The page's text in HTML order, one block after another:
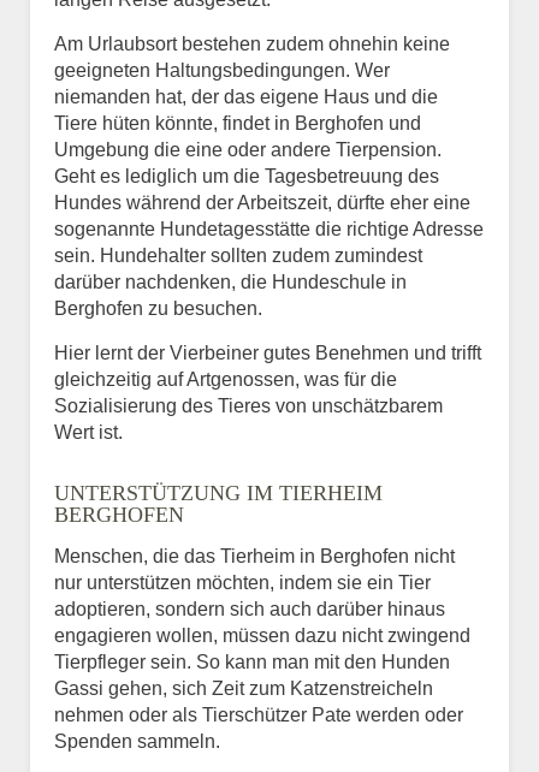
Am Urlaubsort bestehen zudem ohnehin keine
geeigneten Haltungsbedingungen. Wer
niemanden hat, der das eigene Haus und die
Tiere hüten könnte, findet in Berghofen und
Umgebung die eine oder andere Tierpension.
Geht es lediglich um die Tagesbetreuung des
Hundes während der Arbeitszeit, dürfte eher eine
sogenannte Hundetagesstätte die richtige Adresse
sein. Hundehalter sollten zudem zumindest
darüber nachdenken, die Hundeschule in
Berghofen zu besuchen.
Hier lernt der Vierbeiner gutes Benehmen und trifft
gleichzeitig auf Artgenossen, was für die
Sozialisierung des Tieres von unschätzbarem
Wert ist.
UNTERSTÜTZUNG IM TIERHEIM
BERGHOFEN
Menschen, die das Tierheim in Berghofen nicht
nur unterstützen möchten, indem sie ein Tier
adoptieren, sondern sich auch darüber hinaus
engagieren wollen, müssen dazu nicht zwingend
Tierpfleger sein. So kann man mit den Hunden
Gassi gehen, sich Zeit zum Katzenstreicheln
nehmen oder als Tierschützer Pate werden oder
Spenden sammeln.